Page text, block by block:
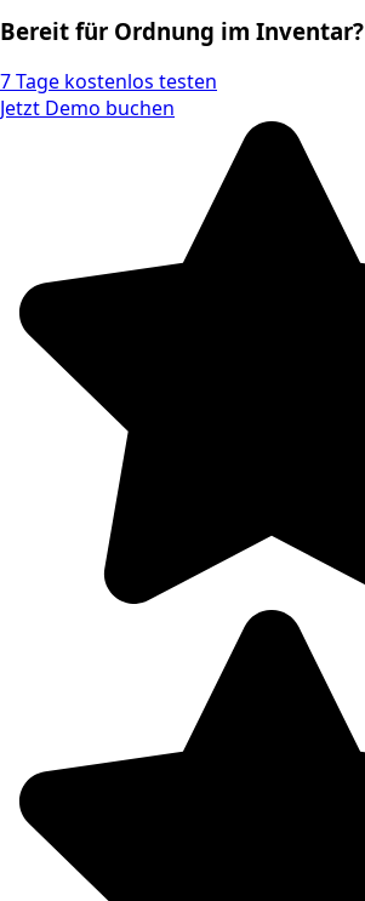
Bereit für Ordnung im Inventar?
7 Tage kostenlos testen
Jetzt Demo buchen